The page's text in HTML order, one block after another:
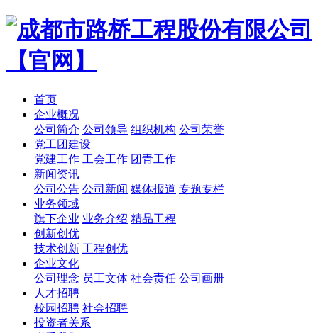
首页
企业概况
公司简介 公司领导 组织机构 公司荣誉
党工团建设
党建工作 工会工作 团青工作
新闻资讯
公司公告 公司新闻 媒体报道 专题专栏
业务领域
旗下企业 业务介绍 精品工程
创新创优
技术创新 工程创优
企业文化
公司理念 员工文体 社会责任 公司画册
人才招聘
校园招聘 社会招聘
投资者关系